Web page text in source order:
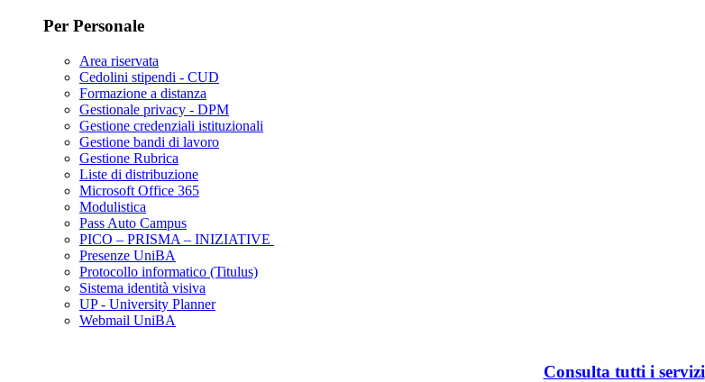
Per Personale
Area riservata
Cedolini stipendi - CUD
Formazione a distanza
Gestionale privacy - DPM
Gestione credenziali istituzionali
Gestione bandi di lavoro
Gestione Rubrica
Liste di distribuzione
Microsoft Office 365
Modulistica
Pass Auto Campus
PICO – PRISMA – INIZIATIVE
Presenze UniBA
Protocollo informatico (Titulus)
Sistema identità visiva
UP - University Planner
Webmail UniBA
Consulta tutti i servizi